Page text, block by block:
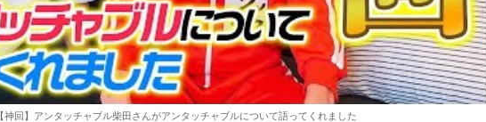
【神回】アンタッチャブル柴田さんがアンタッチャブルについて語ってくれました